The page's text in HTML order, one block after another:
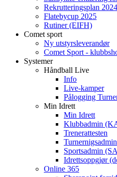
Rekrutteringsplan
Flatebycup 2025
Rutiner (EIFH)
Comet sport
Ny utstyrsleverandør
Comet Sport -
Systemer
Håndball Live
Info
Live-kamper
Pålogging
Min Idrett
Min Idrett
Klubbadmin
Trenerattesten
Sportsadmin
Idrettsoppgjør
Online 365